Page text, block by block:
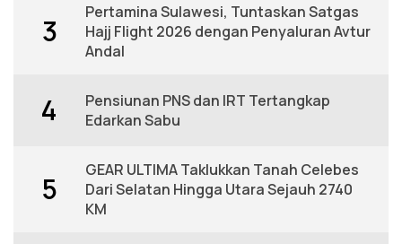
3
Pertamina Sulawesi, Tuntaskan Satgas
Hajj Flight 2026 dengan Penyaluran Avtur
Andal
4
Pensiunan PNS dan IRT Tertangkap
Edarkan Sabu
5
GEAR ULTIMA Taklukkan Tanah Celebes
Dari Selatan Hingga Utara Sejauh 2740
KM